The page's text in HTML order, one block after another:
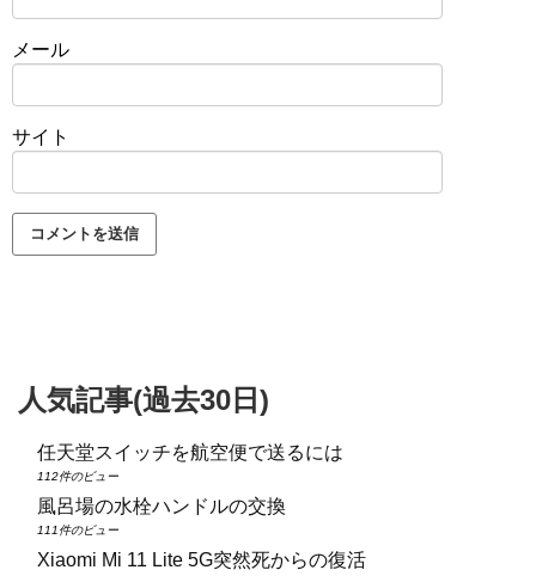
メール
サイト
人気記事(過去30日)
任天堂スイッチを航空便で送るには
112件のビュー
風呂場の水栓ハンドルの交換
111件のビュー
Xiaomi Mi 11 Lite 5G突然死からの復活